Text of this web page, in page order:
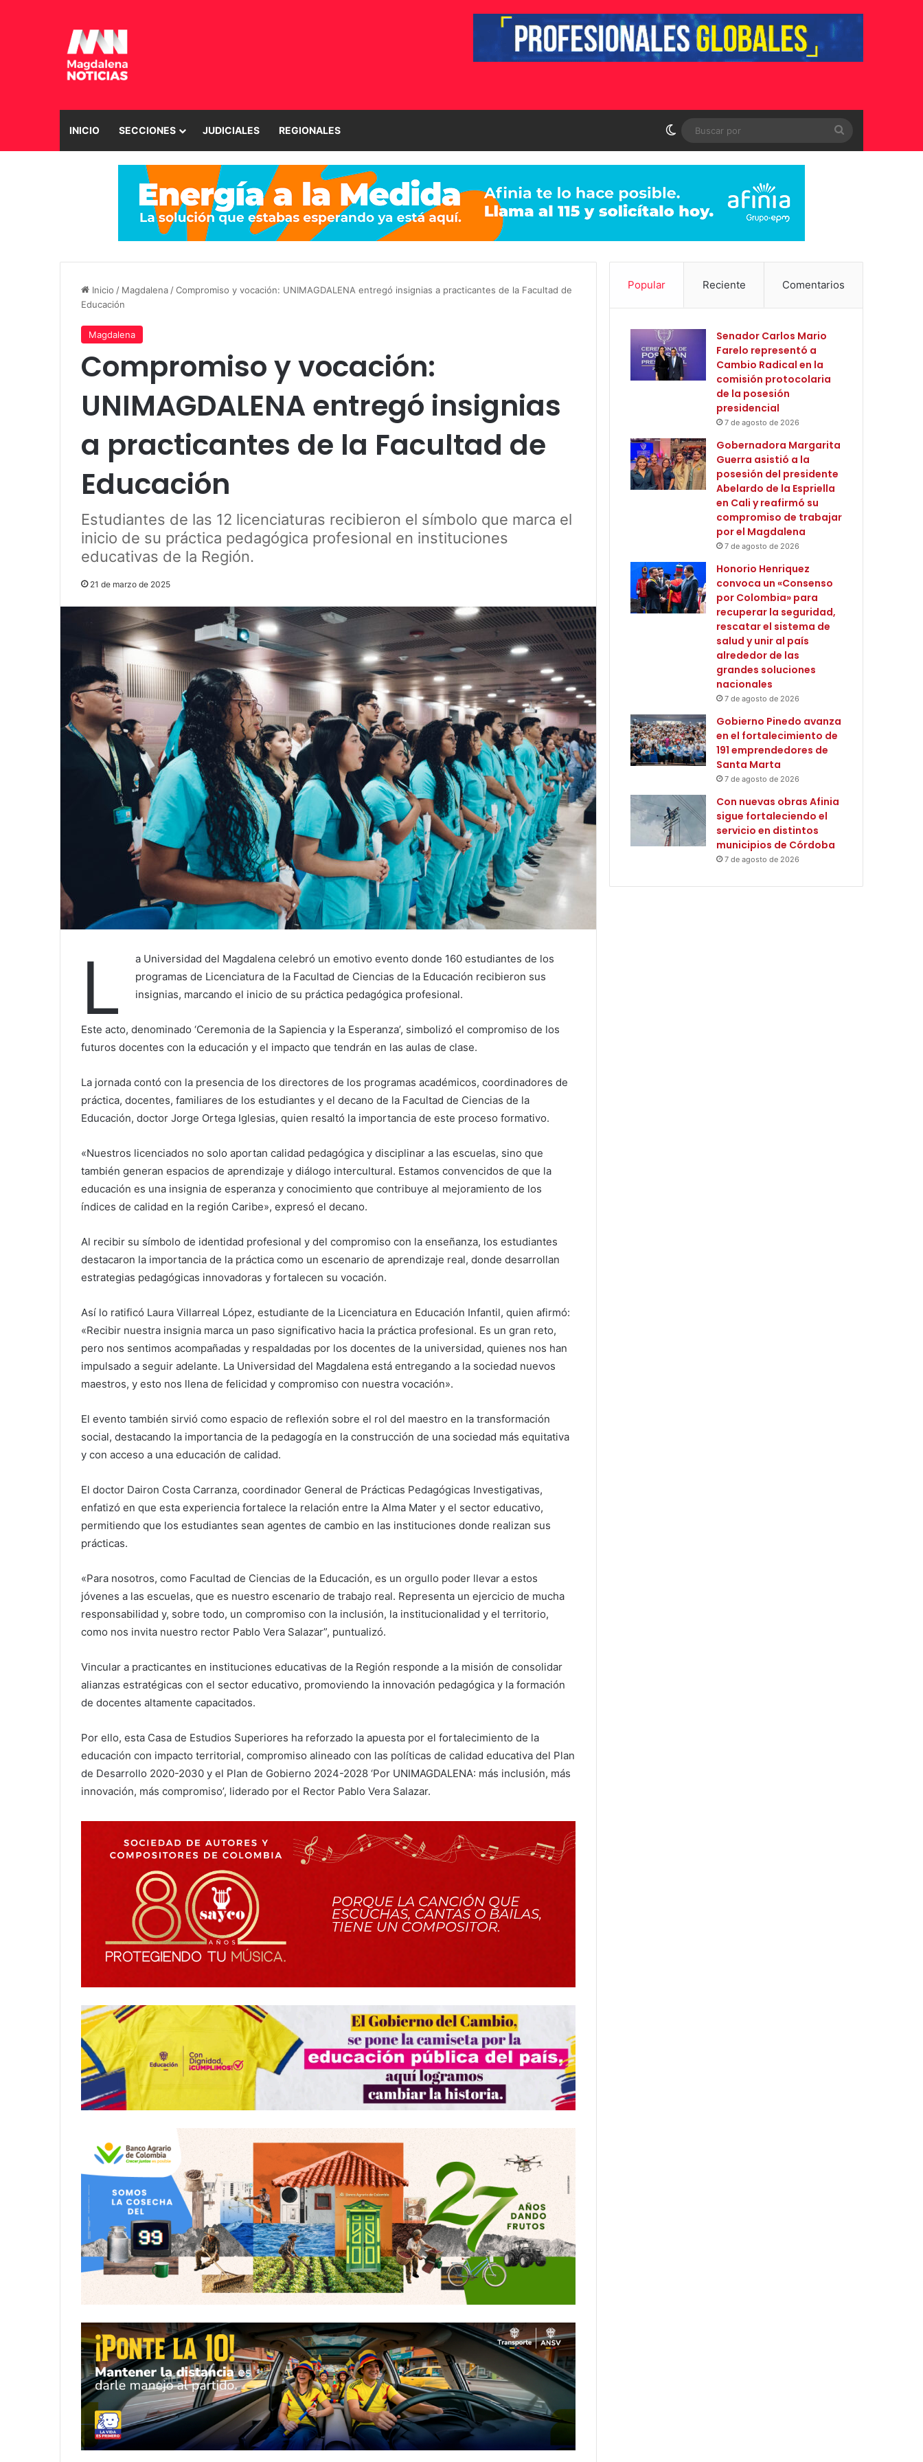
INICIO SECCIONES JUDICIALES REGIONALES Switch skin
por
Inicio / Magdalena /Compromiso y vocación: UNIMAGDALENA entregó insignias a practicantes de la Facultad de
Educación
Magdalena
Compromiso y vocación:
UNIMAGDALENA entregó insignias
a practicantes de la Facultad de
Educación
Estudiantes de las 12 licenciaturas recibieron el símbolo que marca el
inicio de su práctica pedagógica profesional en instituciones
educativas de la Región.
21 de marzo de 2025
L
a Universidad del Magdalena celebró un emotivo evento donde 160 estudiantes de los
programas de Licenciatura de la Facultad de Ciencias de la Educación recibieron sus
insignias, marcando el inicio de su práctica pedagógica profesional.
Este acto, denominado ‘Ceremonia de la Sapiencia y la Esperanza’, simbolizó el compromiso de los
futuros docentes con la educación y el impacto que tendrán en las aulas de clase.
La jornada contó con la presencia de los directores de los programas académicos, coordinadores de
práctica, docentes, familiares de los estudiantes y el decano de la Facultad de Ciencias de la
Educación, doctor Jorge Ortega Iglesias, quien resaltó la importancia de este proceso formativo.
«Nuestros licenciados no solo aportan calidad pedagógica y disciplinar a las escuelas, sino que
también generan espacios de aprendizaje y diálogo intercultural. Estamos convencidos de que la
educación es una insignia de esperanza y conocimiento que contribuye al mejoramiento de los
índices de calidad en la región Caribe», expresó el decano.
Al recibir su símbolo de identidad profesional y del compromiso con la enseñanza, los estudiantes
destacaron la importancia de la práctica como un escenario de aprendizaje real, donde desarrollan
estrategias pedagógicas innovadoras y fortalecen su vocación.
Así lo ratificó Laura Villarreal López, estudiante de la Licenciatura en Educación Infantil, quien afirmó:
«Recibir nuestra insignia marca un paso significativo hacia la práctica profesional. Es un gran reto,
pero nos sentimos acompañadas y respaldadas por los docentes de la universidad, quienes nos han
impulsado a seguir adelante. La Universidad del Magdalena está entregando a la sociedad nuevos
maestros, y esto nos llena de felicidad y compromiso con nuestra vocación».
El evento también sirvió como espacio de reflexión sobre el rol del maestro en la transformación
social, destacando la importancia de la pedagogía en la construcción de una sociedad más equitativa
y con acceso a una educación de calidad.
El doctor Dairon Costa Carranza, coordinador General de Prácticas Pedagógicas Investigativas,
enfatizó en que esta experiencia fortalece la relación entre la Alma Mater y el sector educativo,
permitiendo que los estudiantes sean agentes de cambio en las instituciones donde realizan sus
prácticas.
«Para nosotros, como Facultad de Ciencias de la Educación, es un orgullo poder llevar a estos
jóvenes a las escuelas, que es nuestro escenario de trabajo real. Representa un ejercicio de mucha
responsabilidad y, sobre todo, un compromiso con la inclusión, la institucionalidad y el territorio,
como nos invita nuestro rector Pablo Vera Salazar”, puntualizó.
Vincular a practicantes en instituciones educativas de la Región responde a la misión de consolidar
alianzas estratégicas con el sector educativo, promoviendo la innovación pedagógica y la formación
de docentes altamente capacitados.
Por ello, esta Casa de Estudios Superiores ha reforzado la apuesta por el fortalecimiento de la
educación con impacto territorial, compromiso alineado con las políticas de calidad educativa del Plan
de Desarrollo 2020-2030 y el Plan de Gobierno 2024-2028 ‘Por UNIMAGDALENA: más inclusión, más
innovación, más compromiso’, liderado por el Rector Pablo Vera Salazar.
Popular Reciente Comentarios
Senador Carlos Mario
Farelo representó a
Cambio Radical en la
comisión protocolaria
de la posesión
presidencial
7 de agosto de 2026
Gobernadora Margarita
Guerra asistió a la
posesión del presidente
Abelardo de la Espriella
en Cali y reafirmó su
compromiso de trabajar
por el Magdalena
7 de agosto de 2026
Honorio Henriquez
convoca un «Consenso
por Colombia» para
recuperar la seguridad,
rescatar el sistema de
salud y unir al país
alrededor de las
grandes soluciones
nacionales
7 de agosto de 2026
Gobierno Pinedo avanza
en el fortalecimiento de
191 emprendedores de
Santa Marta
7 de agosto de 2026
Con nuevas obras Afinia
sigue fortaleciendo el
servicio en distintos
municipios de Córdoba
7 de agosto de 2026